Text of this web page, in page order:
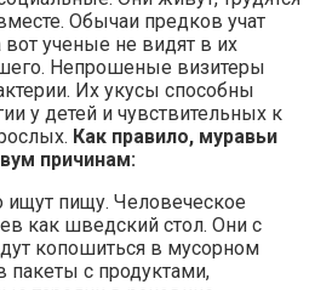
Обычаи предков учат
вот ученые не видят в их
Непрошеные визитеры
Их укусы способны
у детей и чувствительных к
Как правило, муравьи
причинам:
ищут пищу. Человеческое
как шведский стол. Они с
копошиться в мусорном
пакеты с продуктами,